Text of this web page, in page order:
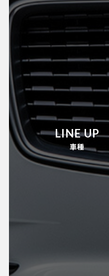
LINE UP
車種